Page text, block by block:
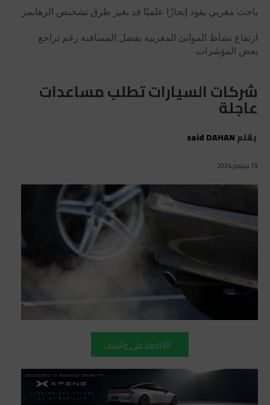
باحث مغربي يقود إنجازًا علميًا قد يغير طرق تشخيص الزهايمر
ارتفاع نشاط الموانئ المغربية بفضل المسافنة رغم تراجع
بعض المؤشرات
شركات السيارات تطلب مساعدات
عاجلة
بقلمsaid DAHAN
19 سبتمبر 2024
تابعنا على واتساب